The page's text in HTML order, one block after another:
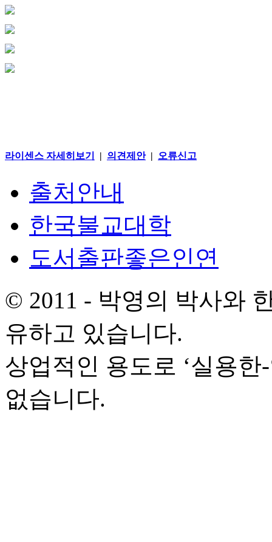
라이센스 자세히보기 | 의견제안| 오류신고
출처안내
한국불교대학
도서출판좋은인연
© 2011 - 박영의 박사와
유하고 있습니다.
상업적인 용도로 ‘실용
없습니다.